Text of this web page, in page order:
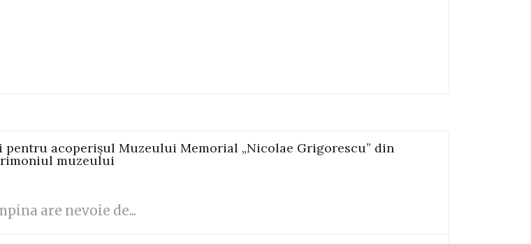
acoperișul Muzeului Memorial „Nicolae Grigorescu” din
muzeului
are nevoie de...